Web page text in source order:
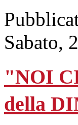
Sabato,
"NOI
della